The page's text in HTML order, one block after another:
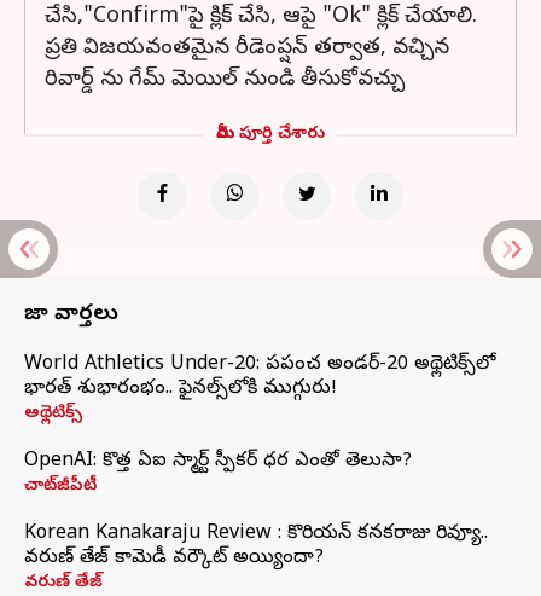
చేసి,"Confirm"పై క్లిక్ చేసి, ఆపై "Ok" క్లిక్ చేయాలి.
ప్రతి విజయవంతమైన రీడెంప్షన్ తర్వాత, వచ్చిన
రివార్డ్ ను గేమ్ మెయిల్ నుండి తీసుకోవచ్చు
మీరు పూర్తి చేశారు
తాజా వార్తలు
World Athletics Under-20: ప్రపంచ అండర్-20 అథ్లెటిక్స్‌లో
భారత్‌ శుభారంభం.. ఫైనల్స్‌లోకి ముగ్గురు!
అథ్లెటిక్స్
OpenAI: కొత్త ఏఐ స్మార్ట్ స్పీకర్ ధర ఎంతో తెలుసా?
చాట్‌జీపీటీ
Korean Kanakaraju Review : కొరియన్ కనకరాజు రివ్యూ..
వరుణ్ తేజ్ కామెడీ వర్కౌట్ అయ్యిందా?
వరుణ్ తేజ్